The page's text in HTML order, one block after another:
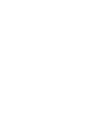
niti vladi